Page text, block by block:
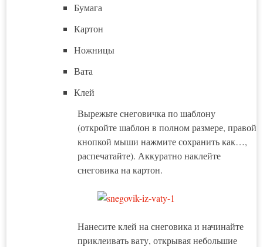
Бумага
Картон
Ножницы
Вата
Клей
Вырежьте снеговичка по шаблону
(откройте шаблон в полном размере, правой
кнопкой мыши нажмите сохранить как…,
распечатайте). Аккуратно наклейте
снеговика на картон.
Нанесите клей на снеговика и начинайте
приклеивать вату, открывая небольшие